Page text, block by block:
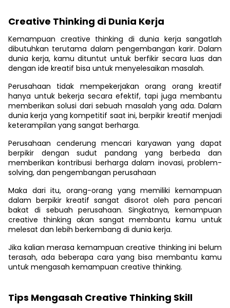
Creative Thinking di Dunia Kerja
Kemampuan creative thinking di dunia kerja sangatlah
dibutuhkan terutama dalam pengembangan karir. Dalam
dunia kerja, kamu dituntut untuk berfikir secara luas dan
dengan ide kreatif bisa untuk menyelesaikan masalah.
Perusahaan tidak mempekerjakan orang orang kreatif
hanya untuk bekerja secara efektif, tapi juga membantu
memberikan solusi dari sebuah masalah yang ada. Dalam
dunia kerja yang kompetitif saat ini, berpikir kreatif menjadi
keterampilan yang sangat berharga.
Perusahaan cenderung mencari karyawan yang dapat
berpikir dengan sudut pandang yang berbeda dan
memberikan kontribusi berharga dalam inovasi, problem-
solving, dan pengembangan perusahaan
Maka dari itu, orang-orang yang memiliki kemampuan
dalam berpikir kreatif sangat disorot oleh para pencari
bakat di sebuah perusahaan. Singkatnya, kemampuan
creative thinking akan sangat membantu kamu untuk
melesat dan lebih berkembang di dunia kerja.
Jika kalian merasa kemampuan creative thinking ini belum
terasah, ada beberapa cara yang bisa membantu kamu
untuk mengasah kemampuan creative thinking.
Tips Mengasah Creative Thinking Skill